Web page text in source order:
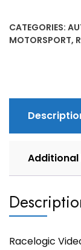
CATEGORIES:
MOTORSPORT,
Racelogic